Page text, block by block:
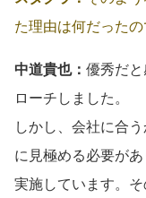
た理由は何だったの
中道貴也： 優秀だ
ローチしました。
しかし、会社に合
に見極める必要が
実施しています。